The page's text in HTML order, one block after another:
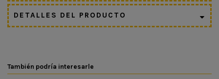
DETALLES DEL PRODUCTO
También podría interesarle